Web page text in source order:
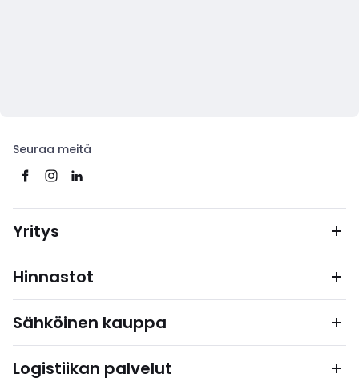
Seuraa meitä
Yritys
Hinnastot
Sähköinen kauppa
Logistiikan palvelut